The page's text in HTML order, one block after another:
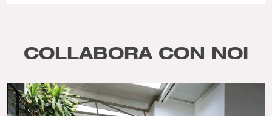
COLLABORA CON NOI